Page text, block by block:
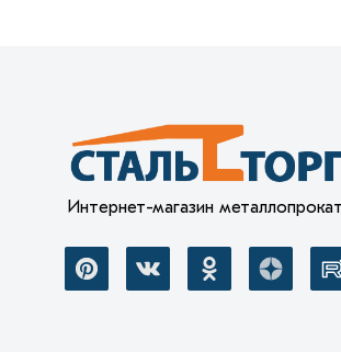
Интернет-магазин